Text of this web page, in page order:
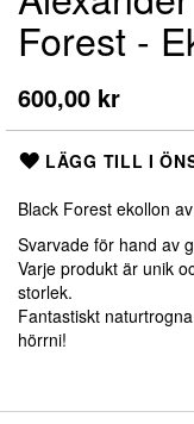
Forest -
600,00 kr
LÄGG TILL I
Black Forest ekollon
Svarvade för hand av
Varje produkt är unik
storlek.
Fantastiskt
hörrni!
till
början
av
bildgalleriet